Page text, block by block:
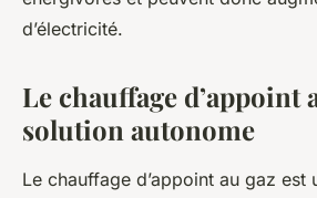
d’électricité.
Le chauffage d’appoint
solution autonome
Le chauffage d’appoint au gaz est